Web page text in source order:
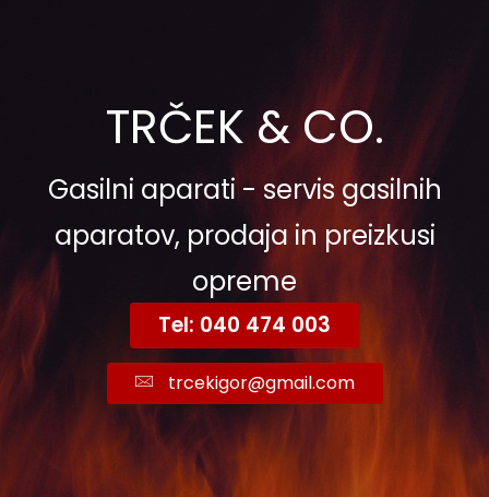
TRČEK & CO.
Gasilni aparati - servis gasilnih
aparatov, prodaja in preizkusi
opreme
Tel: 040 474 003
trcekigor@gmail.com